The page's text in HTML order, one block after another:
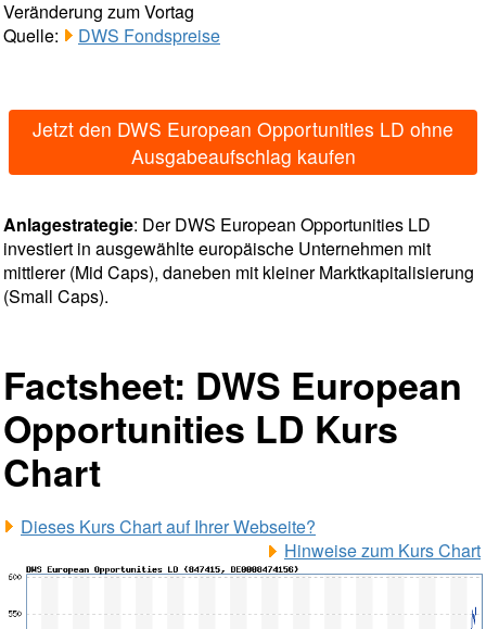
Veränderung zum Vortag
Quelle:
DWS Fondspreise
Jetzt den DWS European Opportunities LD ohne
Ausgabeaufschlag kaufen
Anlagestrategie: Der DWS European Opportunities LD
investiert in ausgewählte europäische Unternehmen mit
mittlerer (Mid Caps), daneben mit kleiner Marktkapitalisierung
(Small Caps).
Factsheet: DWS European
Opportunities LD Kurs
Chart
Dieses Kurs Chart auf Ihrer Webseite?
Hinweise zum Kurs Chart